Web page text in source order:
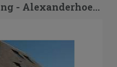
Vakantiewoning - Alexanderhoeve